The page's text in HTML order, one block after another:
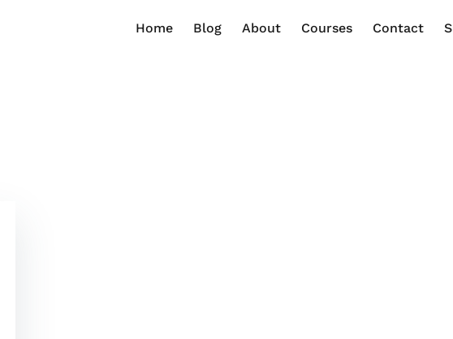
Home Blog About Courses Contact